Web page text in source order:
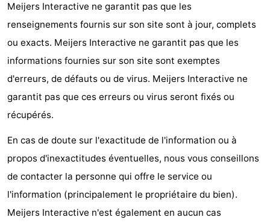
Fermes
-
de
Parcours
mini-
golf
Centres
bien-
être
Visites
guidées
Sports
-
Piscines
-
Meijers Interactive ne garantit pas que les
renseignements fournis sur son site sont à jour, complets
ou exacts. Meijers Interactive ne garantit pas que les
informations fournies sur son site sont exemptes
d'erreurs, de défauts ou de virus. Meijers Interactive ne
garantit pas que ces erreurs ou virus seront fixés ou
récupérés.
En cas de doute sur l'exactitude de l'information ou à
propos d'inexactitudes éventuelles, nous vous conseillons
de contacter la personne qui offre le service ou
l'information (principalement le propriétaire du bien).
Meijers Interactive n'est également en aucun cas